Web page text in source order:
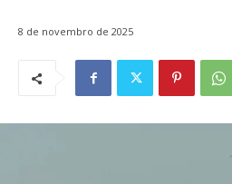
8 de novembro de 2025